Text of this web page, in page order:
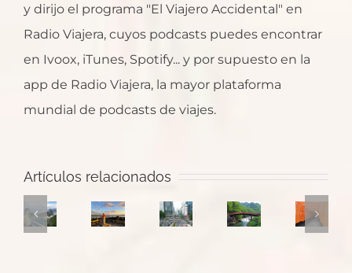
y dirijo el programa "El Viajero Accidental" en
Radio Viajera, cuyos podcasts puedes encontrar
en Ivoox, iTunes, Spotify... y por supuesto en la
app de Radio Viajera, la mayor plataforma
mundial de podcasts de viajes.
Artículos relacionados
primer
Salto
Japón:
Tokio
Japón:
Hiroshima
Kyoto,
templos